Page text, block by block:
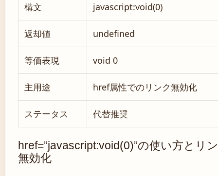
構文 javascript:void(0)
返却値 undefined
等価表現 void 0
主用途 href属性でのリンク無効化
ステータス 代替推奨
href=”javascript:void(0)”の使い方とリ
無効化